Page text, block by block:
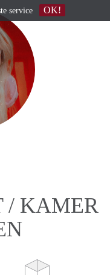
/ KAMER
service OK!